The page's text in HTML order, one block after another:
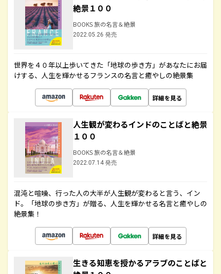
絶景１００
BOOKS 旅の名言＆絶景
2022.05.26 発売
世界を４０年以上歩いてきた「地球の歩き方」があなたにお届
けする、人生を輝かせるフランスの名言と癒やしの絶景集
詳細を見る
人生観が変わるインドのことばと絶景
１００
BOOKS 旅の名言＆絶景
2022.07.14 発売
混沌と喧噪、行った人の大半が人生観が変わると言う、イン
ド。「地球の歩き方」が贈る、人生を輝かせる名言と癒やしの
絶景集！
詳細を見る
生きる知恵を授かるアラブのことばと